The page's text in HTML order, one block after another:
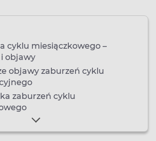
cyklu miesiączkowego –
objawy
objawy zaburzeń cyklu
zaburzeń cyklu